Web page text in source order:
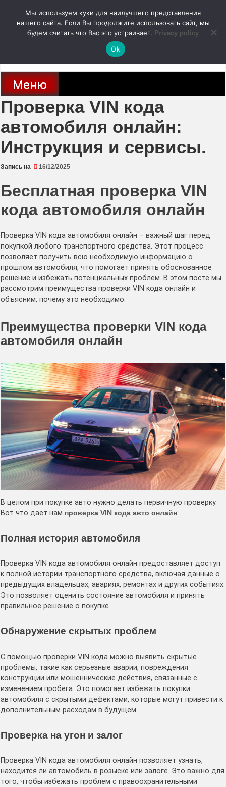
содержимому
autodoc24.ru
Новости про современные автомобили и не только, новинки зарубежного
и отечественного автопрома
Меню
Проверка VIN кода
автомобиля онлайн:
Инструкция и сервисы.
Запись на 16/12/2025
Бесплатная проверка VIN
кода автомобиля онлайн
Проверка VIN кода автомобиля онлайн – важный шаг перед
покупкой любого транспортного средства. Этот процесс
позволяет получить всю необходимую информацию о
прошлом автомобиля, что помогает принять обоснованное
решение и избежать потенциальных проблем. В этом посте мы
рассмотрим преимущества проверки VIN кода онлайн и
объясним, почему это необходимо.
Преимущества проверки VIN кода
автомобиля онлайн
В целом при покупке авто нужно делать первичную проверку.
Вот что дает нам проверка VIN кода авто онлайн:
Полная история автомобиля
Проверка VIN кода автомобиля онлайн предоставляет доступ
к полной истории транспортного средства, включая данные о
предыдущих владельцах, авариях, ремонтах и других событиях.
Это позволяет оценить состояние автомобиля и принять
правильное решение о покупке.
Обнаружение скрытых проблем
С помощью проверки VIN кода можно выявить скрытые
проблемы, такие как серьезные аварии, повреждения
конструкции или мошеннические действия, связанные с
изменением пробега. Это помогает избежать покупки
автомобиля с скрытыми дефектами, которые могут привести к
дополнительным расходам в будущем.
Проверка на угон и залог
Проверка VIN кода автомобиля онлайн позволяет узнать,
находится ли автомобиль в розыске или залоге. Это важно для
того, чтобы избежать проблем с правоохранительными
Мы используем куки для наилучшего представления
нашего сайта. Если Вы продолжите использовать сайт, мы
будем считать что Вас это устраивает. Privacy policy
Ok